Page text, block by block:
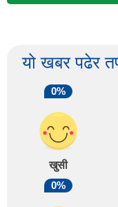
यो खबर पढेर
0%
खुसी
0%